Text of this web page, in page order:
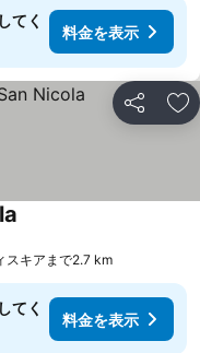
てく
料金を表示
シェア お
スキアまで2.7 km
てく
料金を表示